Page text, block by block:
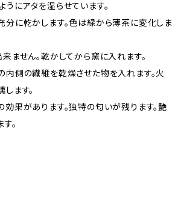
にアタを湿らせています。
に乾かします。色は緑から薄茶に変化しま
ません。乾かしてから窯に入れます。
内側の繊維を乾燥させた物を入れます。火
ます。
果があります。独特の匂いが残ります。艶
。